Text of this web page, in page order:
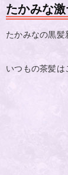
たかみな
たかみなの黒髪
いつもの茶髪は